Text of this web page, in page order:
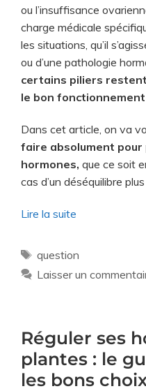
ou l’insuffisance
charge médicale
les situations, qu’il
ou d’une pathologie
certains piliers
le bon
Dans cet article, on va
faire absolument
hormones, que ce soit
cas d’un déséquilibre
Lire la suite
question
Laisser un
Réguler ses
plantes : le
les bons